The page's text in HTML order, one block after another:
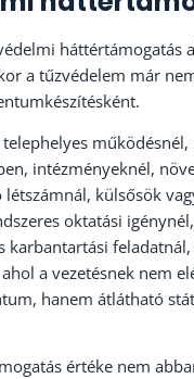
háttértámogatás
a tűzvédelem már
intézményeknél,
létszámnál, külsősök
oktatási
karbantartási
a vezetésnek nem
hanem átlátható
értéke nem